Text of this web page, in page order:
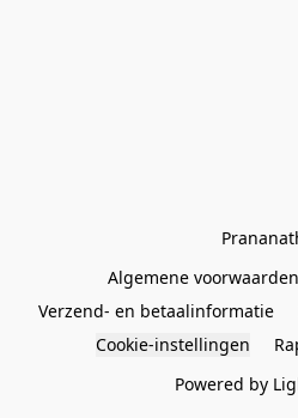
Algemene voorwaarden
Verzend- en betaalinformatie
Cookie-instellingen
Powered by